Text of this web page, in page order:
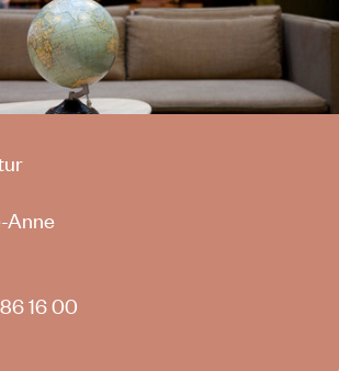
Anne
16 00